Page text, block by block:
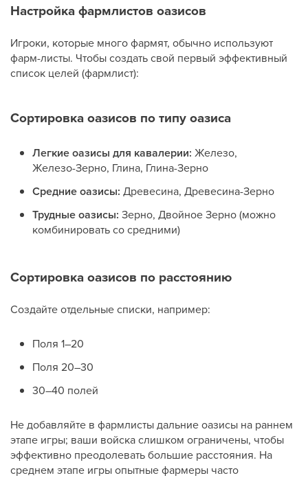
Настройка фармлистов оазисов
Игроки, которые много фармят, обычно используют
фарм-листы. Чтобы создать свой первый эффективный
список целей (фармлист):
Сортировка оазисов по типу оазиса
Легкие оазисы для кавалерии: Железо,
Железо-Зерно, Глина, Глина-Зерно
Средние оазисы: Древесина, Древесина-Зерно
Трудные оазисы: Зерно, Двойное Зерно (можно
комбинировать со средними)
Сортировка оазисов по расстоянию
Создайте отдельные списки, например:
Поля 1–20
Поля 20–30
30–40 полей
Не добавляйте в фармлисты дальние оазисы на раннем
этапе игры; ваши войска слишком ограничены, чтобы
эффективно преодолевать большие расстояния. На
среднем этапе игры опытные фармеры часто